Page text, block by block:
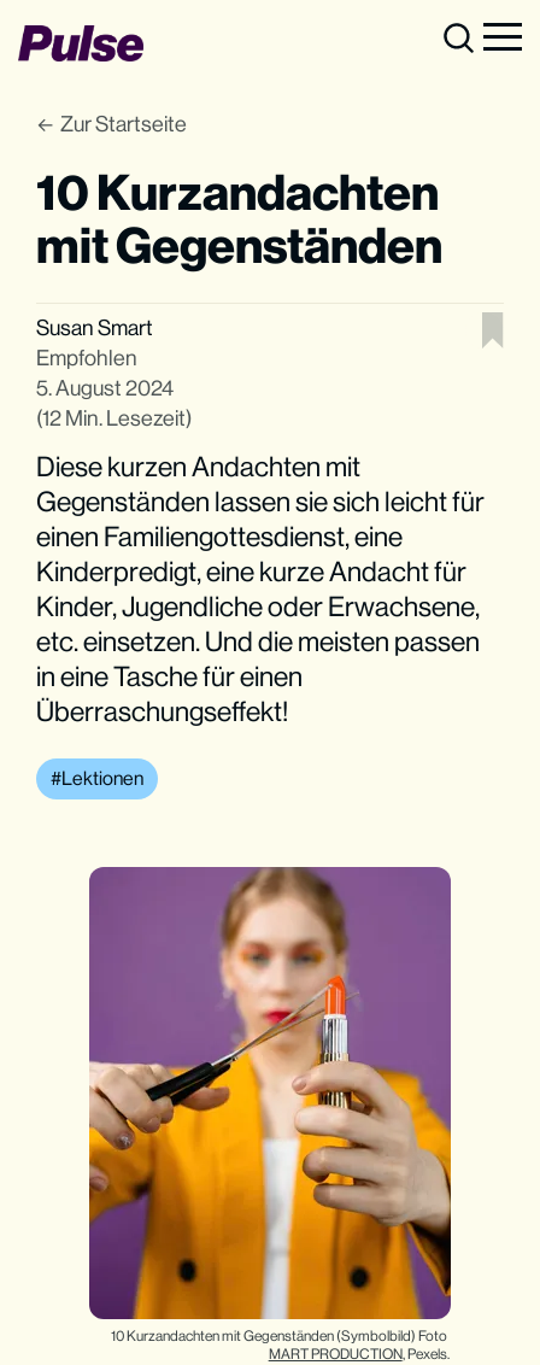
Zur Startseite
10 Kurzandachten
mit Gegenständen
Susan Smart
Empfohlen
5. August 2024
(12 Min. Lesezeit)
Diese kurzen Andachten mit
Gegenständen lassen sie sich leicht für
einen Familiengottesdienst, eine
Kinderpredigt, eine kurze Andacht für
Kinder, Jugendliche oder Erwachsene,
etc. einsetzen. Und die meisten passen
in eine Tasche für einen
Überraschungseffekt!
Lektionen
10 Kurzandachten mit Gegenständen (Symbolbild) Foto
MART PRODUCTION, Pexels.